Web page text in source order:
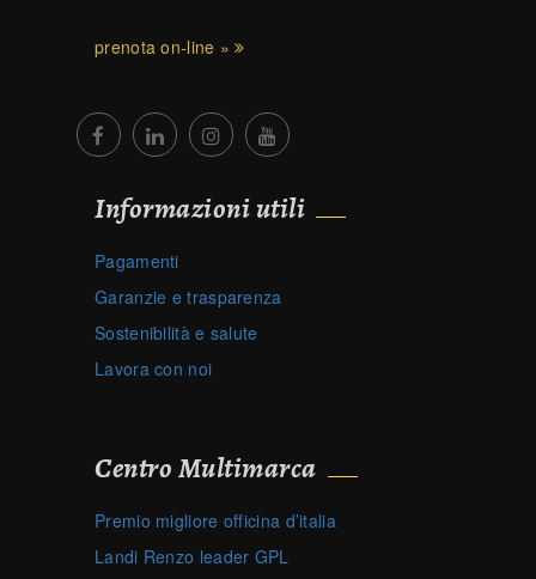
prenota on-line »
Informazioni utili
Pagamenti
Garanzie e trasparenza
Sostenibilità e salute
Lavora con noi
Centro Multimarca
Premio migliore officina d’italia
Landi Renzo leader GPL